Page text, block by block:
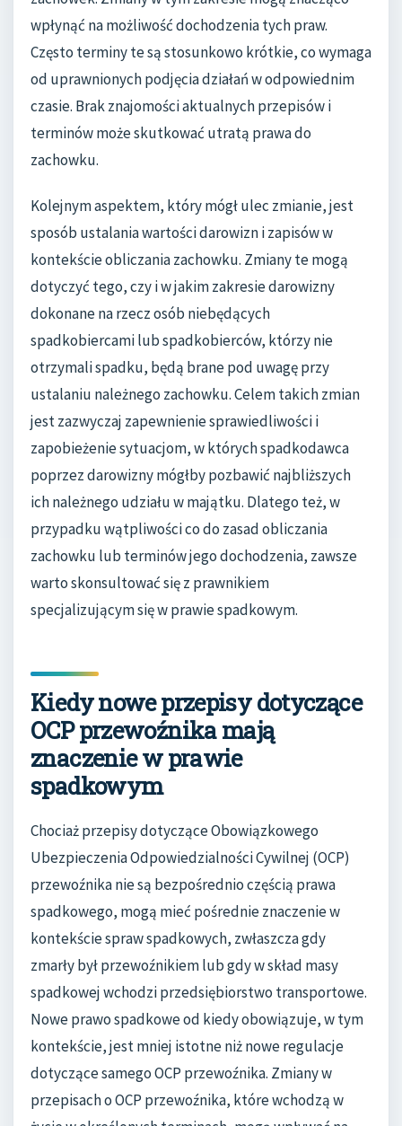
wpłynąć na możliwość dochodzenia tych praw.
Często terminy te są stosunkowo krótkie, co wymaga
od uprawnionych podjęcia działań w odpowiednim
czasie. Brak znajomości aktualnych przepisów i
terminów może skutkować utratą prawa do
zachowku.
Kolejnym aspektem, który mógł ulec zmianie, jest
sposób ustalania wartości darowizn i zapisów w
kontekście obliczania zachowku. Zmiany te mogą
dotyczyć tego, czy i w jakim zakresie darowizny
dokonane na rzecz osób niebędących
spadkobiercami lub spadkobierców, którzy nie
otrzymali spadku, będą brane pod uwagę przy
ustalaniu należnego zachowku. Celem takich zmian
jest zazwyczaj zapewnienie sprawiedliwości i
zapobieżenie sytuacjom, w których spadkodawca
poprzez darowizny mógłby pozbawić najbliższych
ich należnego udziału w majątku. Dlatego też, w
przypadku wątpliwości co do zasad obliczania
zachowku lub terminów jego dochodzenia, zawsze
warto skonsultować się z prawnikiem
specjalizującym się w prawie spadkowym.
Kiedy nowe przepisy dotyczące
OCP przewoźnika mają
znaczenie w prawie
spadkowym
Chociaż przepisy dotyczące Obowiązkowego
Ubezpieczenia Odpowiedzialności Cywilnej (OCP)
przewoźnika nie są bezpośrednio częścią prawa
spadkowego, mogą mieć pośrednie znaczenie w
kontekście spraw spadkowych, zwłaszcza gdy
zmarły był przewoźnikiem lub gdy w skład masy
spadkowej wchodzi przedsiębiorstwo transportowe.
Nowe prawo spadkowe od kiedy obowiązuje, w tym
kontekście, jest mniej istotne niż nowe regulacje
dotyczące samego OCP przewoźnika. Zmiany w
przepisach o OCP przewoźnika, które wchodzą w